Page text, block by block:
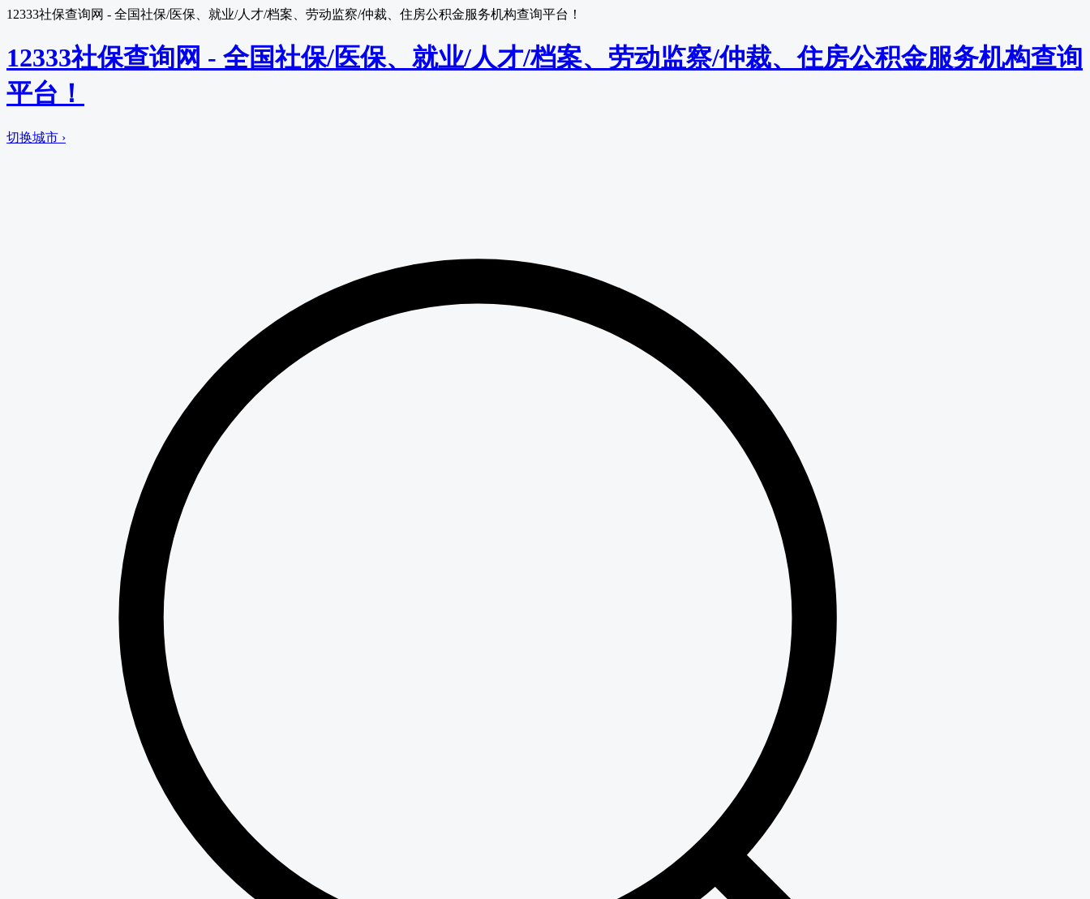
12333社保查询网 - 全国社保/医保、就业/人才/档案、劳动监察/仲裁、住房公积金服务机构查询平台！
12333社保查询网 - 全国社保/医保、就业/人才/档案、劳动监察/仲裁、住房公积金服务机构查询
平台！
切换城市 ›